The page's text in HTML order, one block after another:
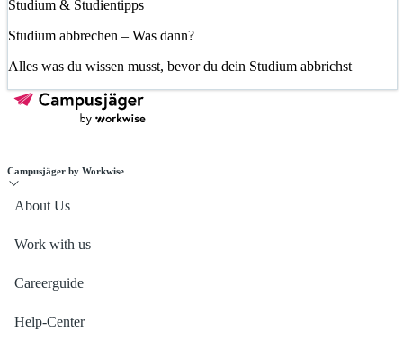
Studium & Studientipps
Studium abbrechen – Was dann?
Alles was du wissen musst, bevor du dein Studium abbrichst
Campusjäger by Workwise
About Us
Work with us
Careerguide
Help-Center